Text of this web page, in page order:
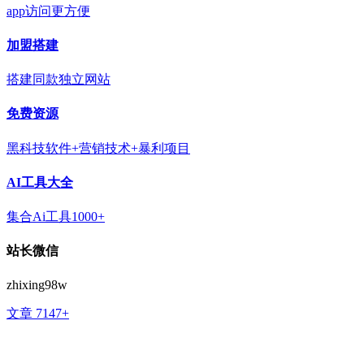
app访问更方便
加盟搭建
搭建同款独立网站
免费资源
黑科技软件+营销技术+暴利项目
AI工具大全
集合Ai工具1000+
站长微信
zhixing98w
文章 7147+